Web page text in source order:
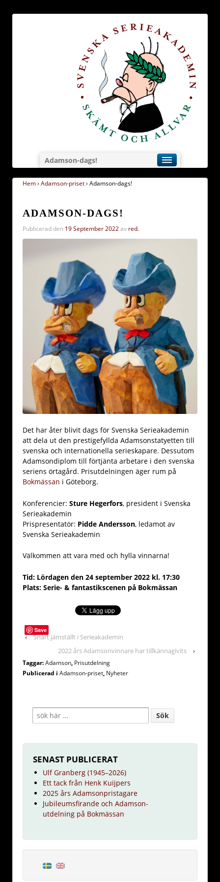
Adamson-dags!
Hem› Adamson-priset› Adamson-dags!
ADAMSON-DAGS!
Publicerad den 19 September 2022av red.
Det har åter blivit dags för Svenska Serieakademin
att dela ut den prestigefyllda Adamsonstatyetten till
svenska och internationella serieskapare. Dessutom
Adamsondiplom till förtjänta arbetare i den svenska
seriens örtagård. Prisutdelningen äger rum på
Bokmässan i Göteborg.
Konferencier: Sture Hegerfors, president i Svenska
Serieakademin
Prispresentatör: Pidde Andersson, ledamot av
Svenska Serieakademin
Välkommen att vara med och hylla vinnarna!
Tid: Lördagen den 24 september 2022 kl. 17:30
Plats: Serie- & fantastikscenen på Bokmässan
Save
‹ Snart jämställt i Serieakademin
2022 års Adamsonvinnare har tillkännagivits
›
Taggar:Adamson, Prisutdelning
Publicerad i Adamson-priset, Nyheter
SENAST PUBLICERAT
Ulf Granberg (1945–2026)
Ett tack från Henk Kuijpers
2025 års Adamsonpristagare
Jubileumsfirande och Adamson-
utdelning på Bokmässan